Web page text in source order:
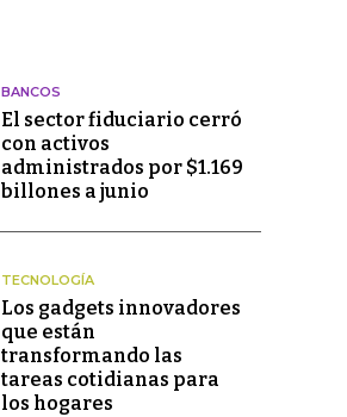
BANCOS
El sector fiduciario cerró
con activos
administrados por $1.169
billones a junio
TECNOLOGÍA
Los gadgets innovadores
que están
transformando las
tareas cotidianas para
los hogares